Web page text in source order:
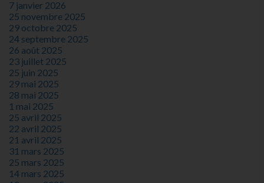
7 janvier 2026
25 novembre 2025
29 octobre 2025
24 septembre 2025
26 août 2025
23 juillet 2025
25 juin 2025
29 mai 2025
28 mai 2025
1 mai 2025
25 avril 2025
22 avril 2025
21 avril 2025
31 mars 2025
25 mars 2025
14 mars 2025